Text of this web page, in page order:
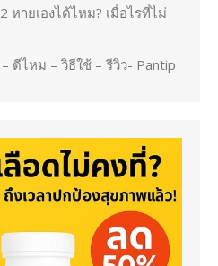
หายเองได้ไหม? เมื่อไรที่ไม่
ดีไหม – วิธีใช้ – รีวิว- Pantip